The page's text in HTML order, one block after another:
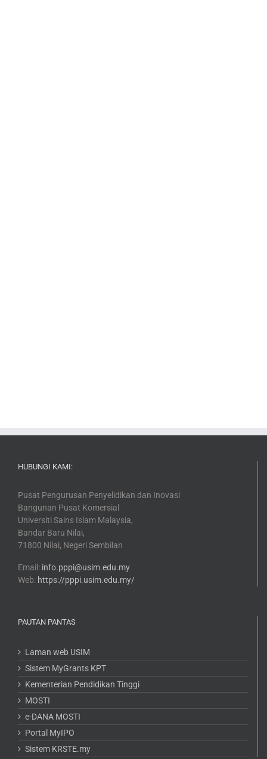
HUBUNGI KAMI:
Pusat Pengurusan Penyelidikan dan Inovasi
Bangunan Pusat Komersial
Universiti Sains Islam Malaysia,
Bandar Baru Nilai,
71800 Nilai, Negeri Sembilan
Email: info.pppi@usim.edu.my
Web: https://pppi.usim.edu.my/
PAUTAN PANTAS
Laman web USIM
Sistem MyGrants KPT
Kementerian Pendidikan Tinggi
MOSTI
e-DANA MOSTI
Portal MyIPO
Sistem KRSTE.my